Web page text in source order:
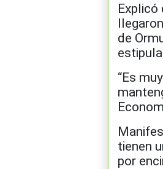
Explicó
de
“Es
tienen
por